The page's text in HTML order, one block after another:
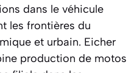
dans le véhicule
les frontières du
et urbain. Eicher
production de motos